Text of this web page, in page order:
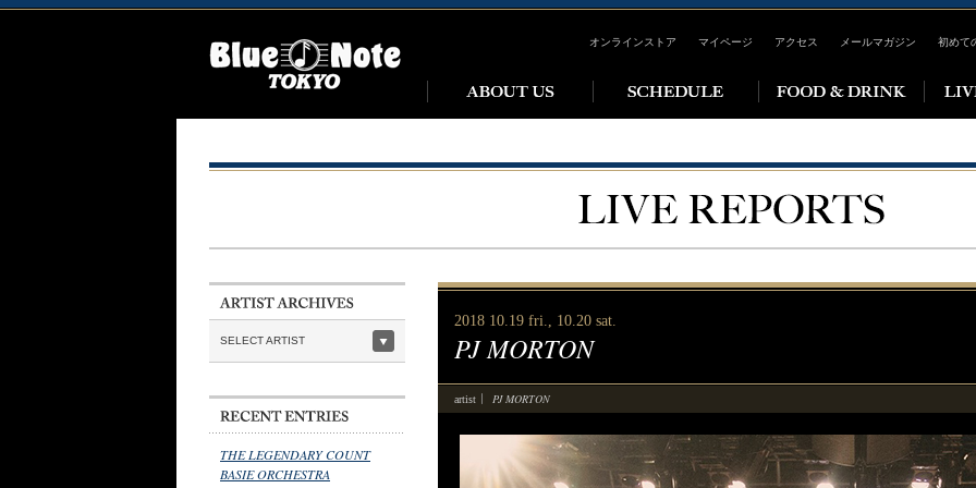
オンラインストア マイページ アクセス メールマガジン 初めて
SELECT ARTIST
THE LEGENDARY COUNT
BASIE ORCHESTRA
2018 10.19 fri., 10.20 sat.
PJ MORTON
artist PJ MORTON